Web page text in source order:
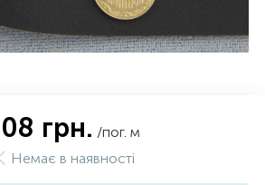
грн. /пог. м
Немає в наявності